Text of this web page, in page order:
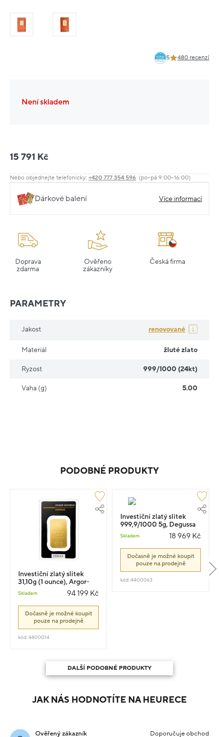
5 480 recenzí
Není skladem
15 791 Kč
Nebo objednejte telefonicky: +420 777 354 596 (po–pá 9:00–16:00)
Dárkové balení Více informací
Doprava
zdarma
Ověřeno
zákazníky
Česká firma
PARAMETRY
Jakost renovované
Materiál žluté zlato
Ryzost 999/1000 (24kt)
Vaha (g) 5.00
PODOBNÉ PRODUKTY
Investiční zlatý slitek
31,10g (1 ounce), Argor-
Skladem 94 199 Kč
Dočasně je možné koupit
pouze na prodejně
kód: 4400014
Investiční zlatý slitek
999,9/1000 5g, Degussa
Skladem 18 969 Kč
Dočasně je možné koupit
pouze na prodejně
kód: 4400063
DALŠÍ PODOBNÉ PRODUKTY
JAK NÁS HODNOTÍTE NA HEURECE
Ověřený zákazník Doporučuje obchod